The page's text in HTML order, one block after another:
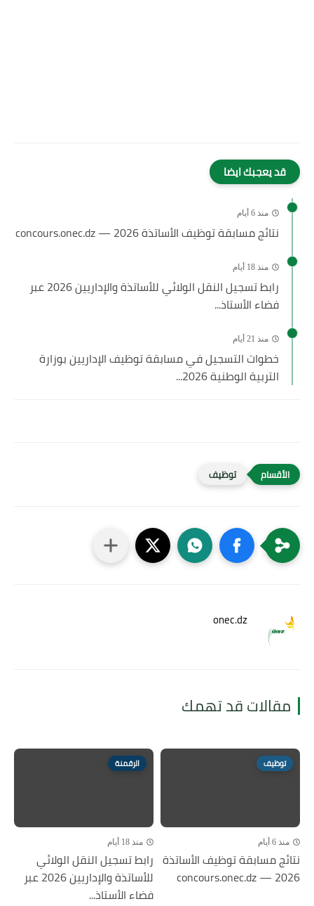
قد يعجبك ايضا
منذ 6 أيام
نتائج مسابقة توظيف الأساتذة 2026 — concours.onec.dz
منذ 18 أيام
رابط تسجيل النقل الولائي للأساتذة والإداريين 2026 عبر
فضاء الأستاذ...
منذ 21 أيام
خطوات التسجيل في مسابقة توظيف الإداريين بوزارة
التربية الوطنية 2026...
توظيف
onec.dz
مقالات قد تهمك
توظيف
منذ 6 أيام
نتائج مسابقة توظيف الأساتذة
2026 — concours.onec.dz
الرقمنة
منذ 18 أيام
رابط تسجيل النقل الولائي
للأساتذة والإداريين 2026 عبر
فضاء الأستاذ...